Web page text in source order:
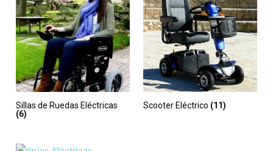
Sillas de Ruedas Eléctricas
(6)
Scooter Eléctrico (11)